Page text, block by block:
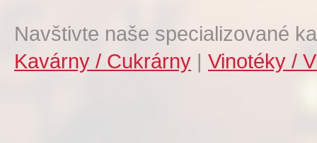
Navštivte naše specializované
Kavárny / Cukrárny | Vinotéky /